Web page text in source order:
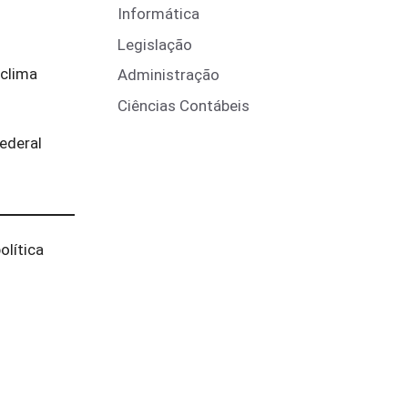
Informática
Legislação
Administração
Ciências Contábeis